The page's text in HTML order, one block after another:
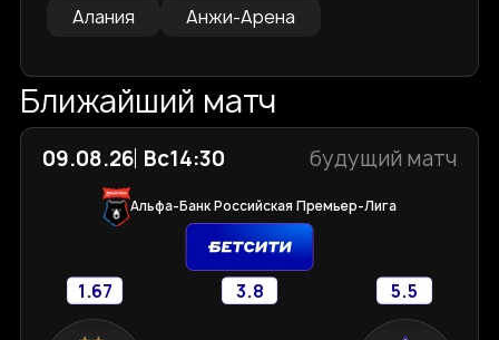
Алания
Анжи-Арена
Ближайший матч
09.08.26 Вс14:30 будущий матч
Альфа-Банк Российская Премьер-Лига
1.67 3.8 5.5